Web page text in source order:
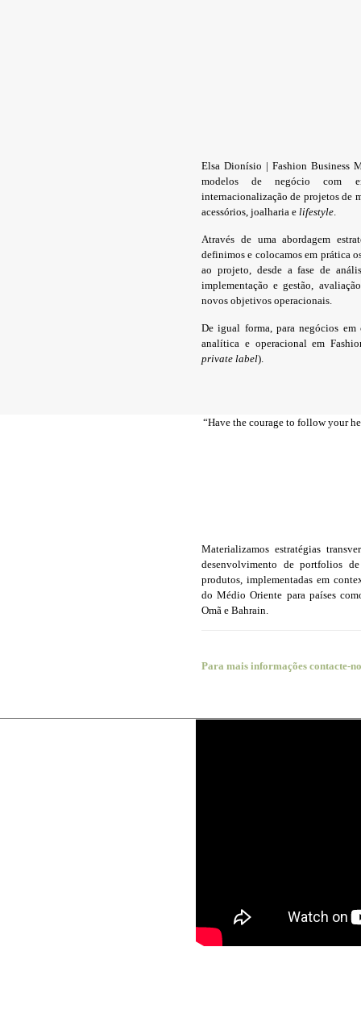
Elsa Dionísio | Fashion Business
modelos de negócio com
internacionalização de projetos de
acessórios, joalharia e lifestyle.
Através de uma abordagem
definimos e colocamos em prática
ao projeto, desde a fase de
implementação e gestão,
novos objetivos operacionais.
De igual forma, para negócios em
analítica e operacional em
private label).
“Have the courage to follow your
Materializamos estratégias
desenvolvimento de portfolios
produtos, implementadas em
do Médio Oriente para países
Omã e Bahrain.
Para mais informações contacte-